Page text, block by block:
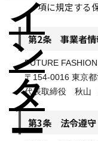
項に規定する
第2条 事業者情
FUTURE
〒154-0016 東京
代表取締役 秋山
第3条 法令遵守